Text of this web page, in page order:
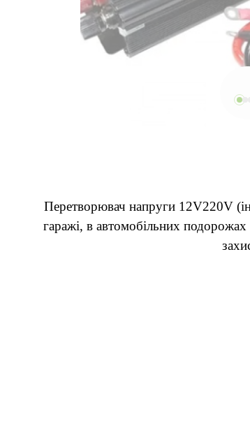
Перетворювач напруги 12V220V
гаражі, в автомобільних